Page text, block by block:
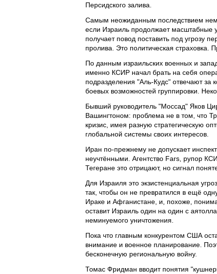
Персидского залива.
Самым неожиданным последствием
если Израиль продолжает масштабные
получает повод поставить под угрозу
пролива. Это политическая страховка.
По данным израильских военных и
именно КСИР начал брать на себя
подразделения "Аль-Кудс" отвечают за
боевых возможностей группировки.
Бывший руководитель "Моссад" Яков
Вашингтоном: проблема не в том, что
кризис, имея разную стратегическую
глобальной системы своих интересов.
Иран по-прежнему не допускает
неучтёнными. Агентство Fars, рупор
Тегеране это отрицают, но сигнал
Для Израиля это экзистенциальная
так, чтобы он не превратился в ещё
Ираке и Афганистане, и, похоже,
оставит Израиль один на один с
неминуемого уничтожения.
Пока что главным конкурентом США
внимание и военное планирование.
бесконечную региональную войну.
Томас Фридман вводит понятия